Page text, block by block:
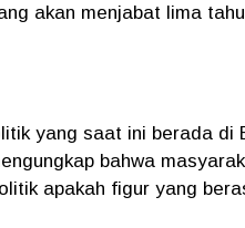
akan menjabat lima
yang saat ini berada di
bahwa
apakah figur yang